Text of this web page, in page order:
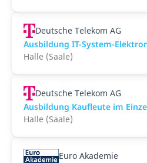
Deutsche Telekom AG
Ausbildung IT-System-
Halle (Saale)
Deutsche Telekom AG
Ausbildung Kaufleute im
Halle (Saale)
Euro Akademie